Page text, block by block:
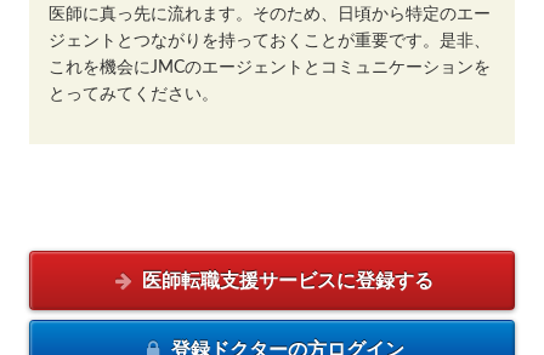
医師に真っ先に流れます。そのため、日頃から特定のエー
ジェントとつながりを持っておくことが重要です。是非、
これを機会にJMCのエージェントとコミュニケーションを
とってみてください。
医師転職支援サービスに登録する
登録ドクターの方ログイン